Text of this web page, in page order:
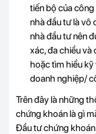
tiến bộ của
nhà đầu tư là vô
nhà đầu tư nên
xác, đa chiều và
hoặc tìm hiểu
doanh nghiệp/
Trên đây là những
chứng khoán là gì
Đầu tư chứng khoán